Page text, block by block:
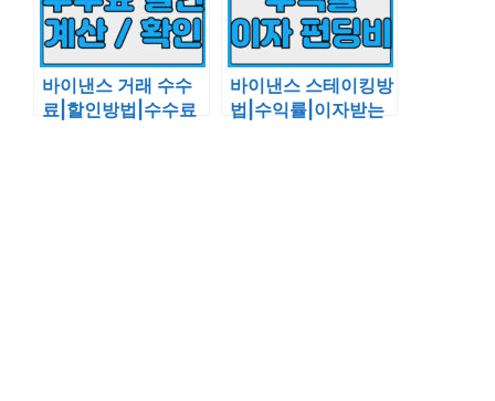
바이낸스 거래 수수
료|할인방법|수수료
바이낸스 스테이킹방
법|수익률|이자받는